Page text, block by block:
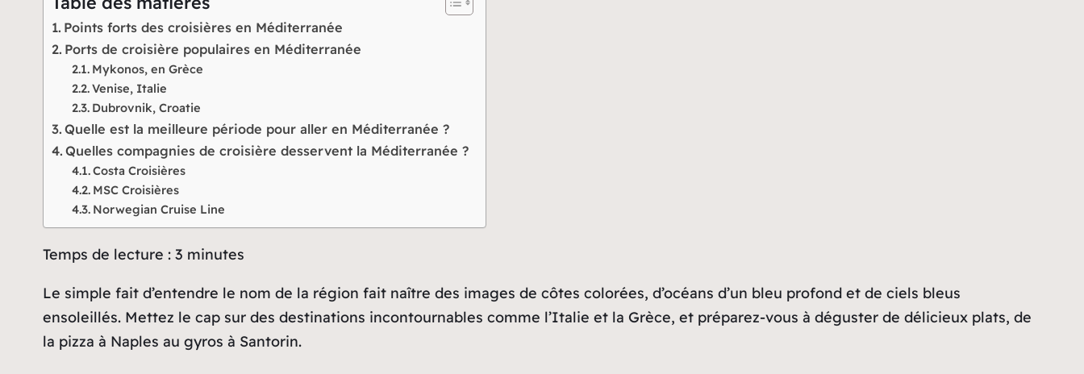
Points forts des croisières en Méditerranée
Ports de croisière populaires en Méditerranée
Mykonos, en Grèce
Venise, Italie
Dubrovnik, Croatie
Quelle est la meilleure période pour aller en Méditerranée ?
Quelles compagnies de croisière desservent la Méditerranée ?
Costa Croisières
MSC Croisières
Norwegian Cruise Line
Temps de lecture : 3 minutes
Le simple fait d’entendre le nom de la région fait naître des images de côtes colorées, d’océans d’un bleu profond et de ciels bleus
ensoleillés. Mettez le cap sur des destinations incontournables comme l’Italie et la Grèce, et préparez-vous à déguster de délicieux plats, de
la pizza à Naples au gyros à Santorin.